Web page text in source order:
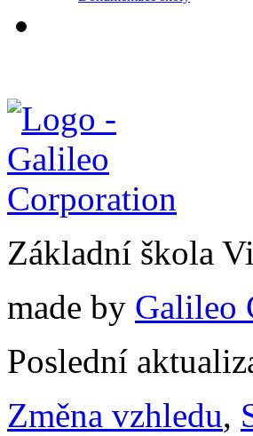
Základní škola
made by Galileo
Poslední
Změna vzhledu,